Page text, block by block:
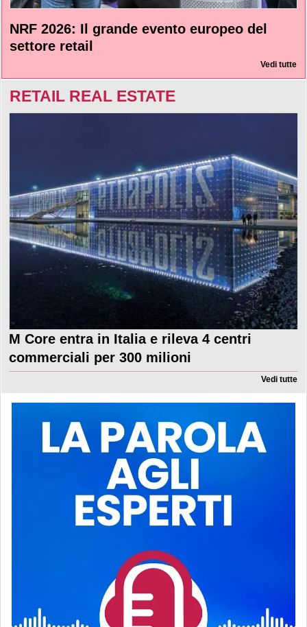
NRF 2026: Il grande evento europeo del
settore retail
Vedi tutte
RETAIL REAL ESTATE
M Core entra in Italia e rileva 4 centri
commerciali per 300 milioni
Vedi tutte